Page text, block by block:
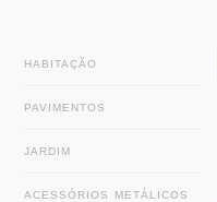
HABITAÇÃO
PAVIMENTOS
JARDIM
ACESSÓRIOS METÁLICOS